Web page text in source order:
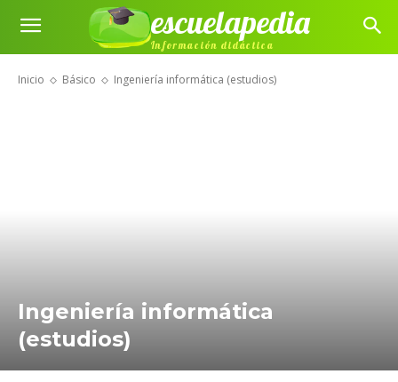
escuelapedia
Información didáctica
Inicio Básico Ingeniería informática (estudios)
Ingeniería informática
(estudios)